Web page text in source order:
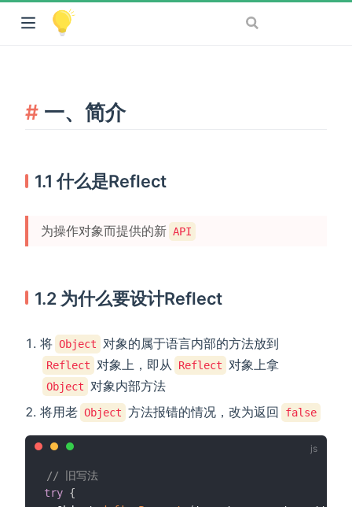
一、简介
1.1 什么是Reflect
为操作对象而提供的新 API
1.2 为什么要设计Reflect
将 Object 对象的属于语言内部的方法放到
Reflect 对象上，即从 Reflect 对象上拿
Object
对象内部方法
将用老 Object 方法报错的情况，改为返回 false
// 旧写法
try {